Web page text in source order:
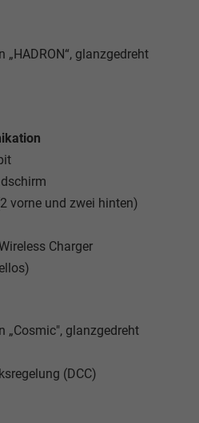
glanzgedreht
vorne und zwei hinten)
Charger
„Cosmic", glanzgedreht
(DCC)